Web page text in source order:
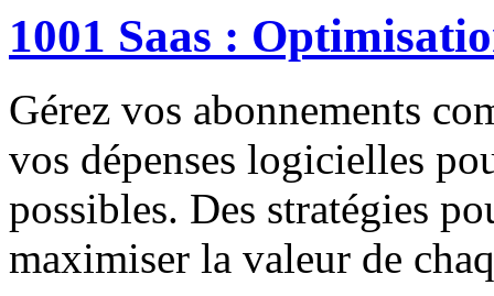
1001 Saas :
Gérez vos abonnements
vos dépenses logicielles
possibles. Des stratégies
maximiser la valeur de